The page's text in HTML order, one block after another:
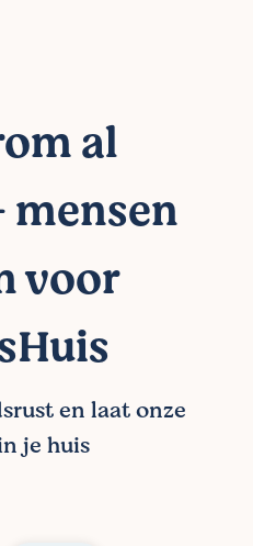
al
mensen
voor
en laat onze
je huis